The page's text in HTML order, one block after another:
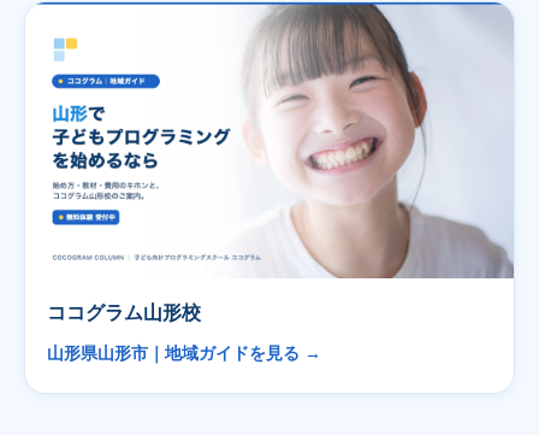
ココグラム山形校
山形県山形市｜地域ガイドを見る →